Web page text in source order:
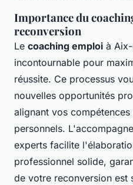
Importance du
reconversion
Le coaching emploi à
incontournable pour
réussite. Ce processus
nouvelles opportunités
alignant vos
personnels.
experts facilite
professionnel solide,
de votre reconversion est